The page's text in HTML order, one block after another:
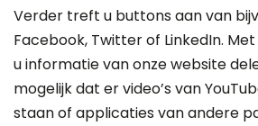
Verder treft u buttons aan van
Facebook, Twitter of LinkedIn.
u informatie van onze website
mogelijk dat er video’s van
staan of applicaties van andere